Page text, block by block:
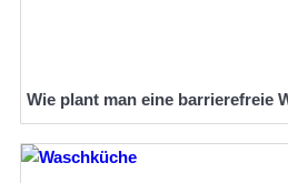
Wie plant man eine barrierefreie